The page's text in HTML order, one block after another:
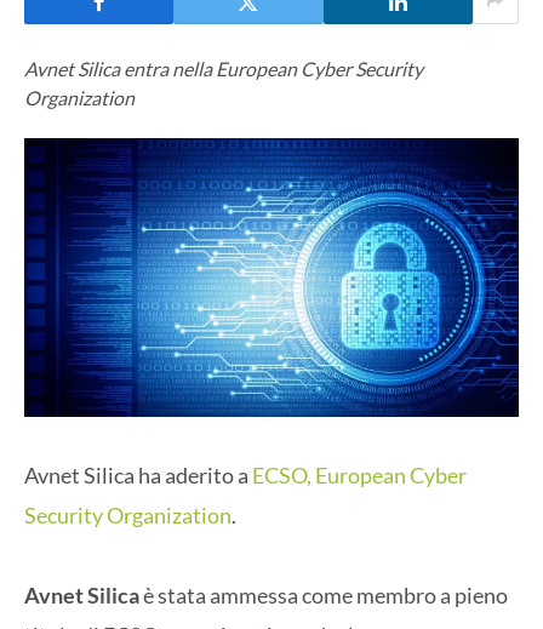
Avnet Silica entra nella European Cyber Security
Organization
Avnet Silica ha aderito a ECSO, European Cyber
Security Organization.
Avnet Silicaè stata ammessa come membro a pieno